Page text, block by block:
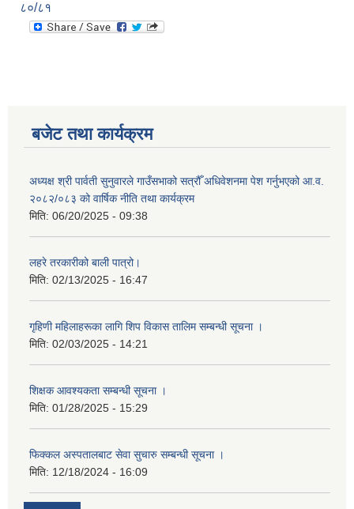
८०/८१
बजेट तथा कार्यक्रम
अध्यक्ष श्री पार्वती सुनुवारले गाउँसभाको सत्रौँ अधिवेशनमा पेश गर्नुभएको आ.व.
२०८२/०८३ को वार्षिक नीति तथा कार्यक्रम
मिति: 06/20/2025 - 09:38
लहरे तरकारीको बाली पात्रो।
मिति: 02/13/2025 - 16:47
गृहिणी महिलाहरूका लागि शिप विकास तालिम सम्बन्धी सूचना ‌।
मिति: 02/03/2025 - 14:21
शिक्षक आवश्यकता सम्बन्धी सूचना ।
मिति: 01/28/2025 - 15:29
फिक्कल अस्पतालबाट सेवा सुचारु सम्बन्धी सूचना ।
मिति: 12/18/2024 - 16:09